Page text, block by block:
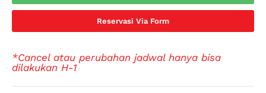
Reservasi Via Form
*Cancel atau perubahan jadwal hanya bisa
dilakukan H-1